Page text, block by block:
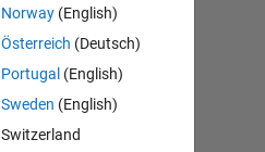
Norway (English)
Österreich (Deutsch)
Portugal (English)
Sweden (English)
Switzerland